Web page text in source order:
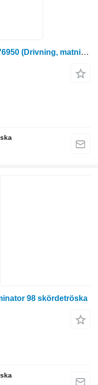
Claas Lexion 580 LOCK 0007976950 (Drivning, matningshylla, lock) spot-facing till Claas Lexion 580 skördetröska
98 skördetröska